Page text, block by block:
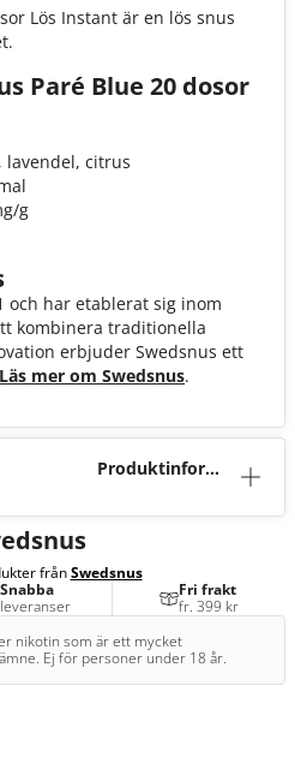
Lös Instant är en lös snus
Paré Blue 20 dosor
lavendel, citrus
g
och har etablerat sig inom
kombinera traditionella
erbjuder Swedsnus ett
Läs mer om Swedsnus.
Produktinforma
frånSwedsnus
Snabba
leveranser
Fri frakt
fr. 399 kr
nikotin som är ett mycket
Ej för personer under 18 år.